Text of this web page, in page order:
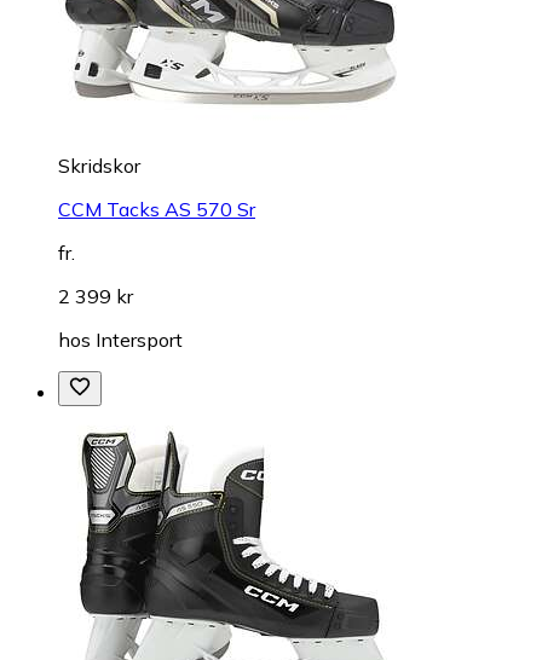
Skridskor
CCM Tacks AS 570 Sr
fr.
2 399 kr
hos Intersport